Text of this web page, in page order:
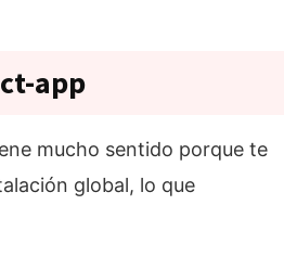
app
mucho sentido porque te
global, lo que